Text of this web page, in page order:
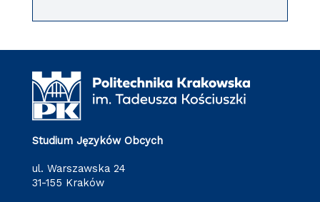
Studium Języków Obcych
ul. Warszawska 24
31-155 Kraków